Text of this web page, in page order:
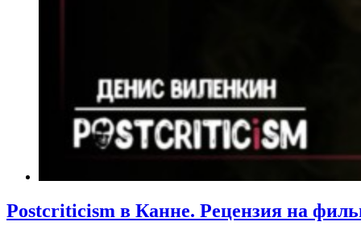
Postcriticism в Канне. Рецензия на